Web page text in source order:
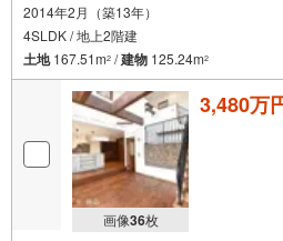
2014年2月（築13年）
4SLDK / 地上2階建
土地167.51m2 /建物 125.24m2
画像36枚
3,480万